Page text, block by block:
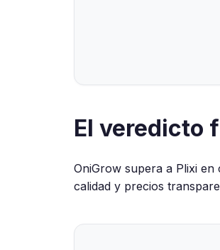
El veredicto
OniGrow supera a Plixi
calidad y precios